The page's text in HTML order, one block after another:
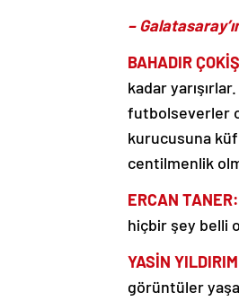
–
BAHADIR
kadar
futbolseverler
kurucusuna
centilmenlik
ERCAN TANER:
hiçbir şey belli
YASİN
görüntüler